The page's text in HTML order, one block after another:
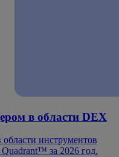
в области DEX
инструментов
за 2026 год.